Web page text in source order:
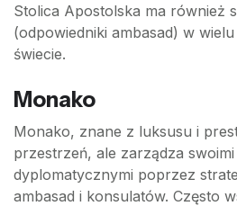
Stolica Apostolska ma również
(odpowiedniki ambasad) w
świecie.
Monako
Monako, znane z luksusu i
przestrzeń, ale zarządza
dyplomatycznymi poprzez
ambasad i konsulatów. Często